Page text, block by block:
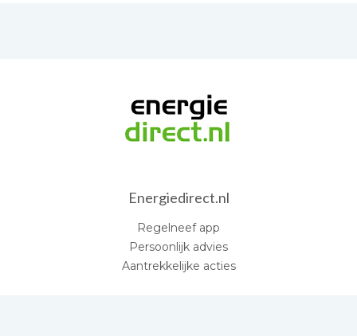
Energiedirect.nl
Regelneef app
Persoonlijk advies
Aantrekkelijke acties